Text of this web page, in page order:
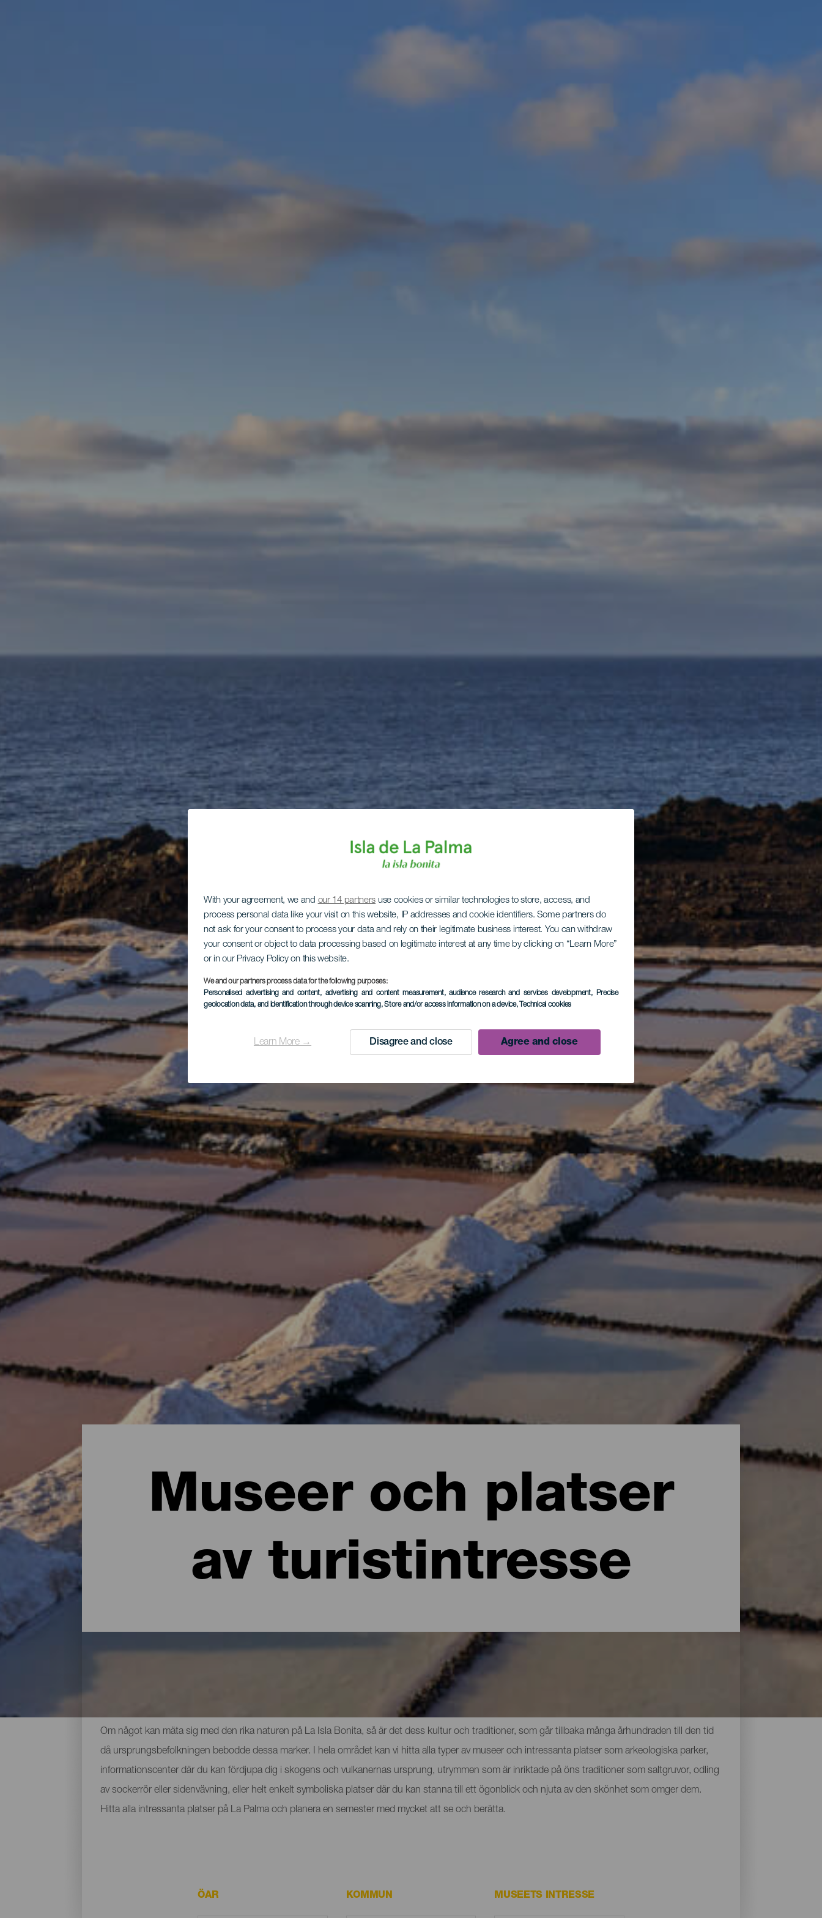
With your agreement, we and our 14 partners use cookies or similar technologies to store, access, and
process personal data like your visit on this website, IP addresses and cookie identifiers. Some partners do
not ask for your consent to process your data and rely on their legitimate business interest. You can withdraw
your consent or object to data processing based on legitimate interest at any time by clicking on “Learn More”
or in our Privacy Policy on this website.
We and our partners process data for the following purposes:
Personalised advertising and content, advertising and content measurement, audience research and services development, Precise
geolocation data, and identification through device scanning, Store and/or access information on a device, Technical cookies
Learn More → Disagree and close Agree and close
Museer och platser
av turistintresse
De viktigaste museerna och sevärdheterna på La Palma
Om något kan mäta sig med den rika naturen på La Isla Bonita, så är det dess kultur och traditioner, som går tillbaka många århundraden till den tid
då ursprungsbefolkningen bebodde dessa marker. I hela området kan vi hitta alla typer av museer och intressanta platser som arkeologiska parker,
informationscenter där du kan fördjupa dig i skogens och vulkanernas ursprung, utrymmen som är inriktade på öns traditioner som saltgruvor, odling
av sockerrör eller sidenvävning, eller helt enkelt symboliska platser där du kan stanna till ett ögonblick och njuta av den skönhet som omger dem.
Hitta alla intressanta platser på La Palma och planera en semester med mycket att se och berätta.
ÖAR KOMMUN MUSEETS INTRESSE